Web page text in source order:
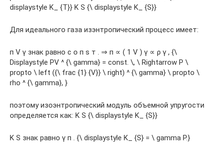
displaystyle K_ {T}} K S {\ displaystyle K_ {S}}
Для идеального газа изэнтропический процесс имеет:
п V γ знак равно c о п s т . ⇒ п ∝ ( 1 V ) γ ∝ ρ γ , {\
Displaystyle PV ^ {\ gamma} = const. \, \ Rightarrow P \
propto \ left ({\ frac {1} {V}} \ right) ^ {\ gamma} \ propto \
rho ^ {\ gamma}, }
поэтому изоэнтропический модуль объемной упругости
определяется как: K S {\ displaystyle K_ {S}}
K S знак равно γ п . {\ displaystyle K_ {S} = \ gamma P.}